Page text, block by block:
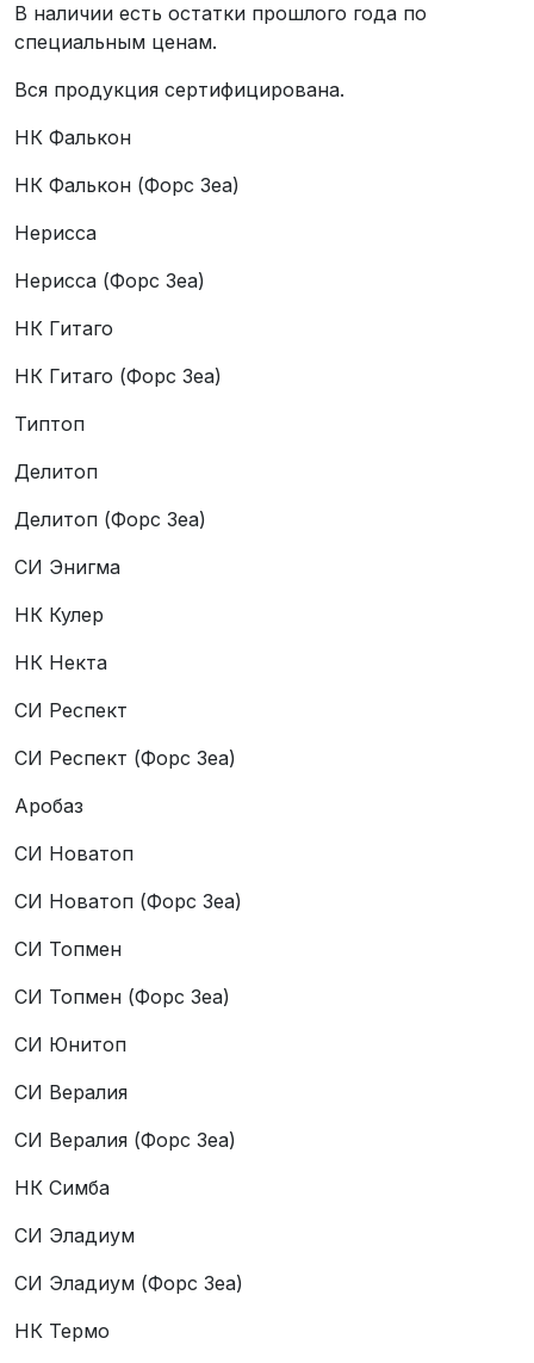
В наличии есть остатки прошлого года по
специальным ценам.
Вся продукция сертифицирована.
НК Фалькон
НК Фалькон (Форс Зеа)
Нерисса
Нерисса (Форс Зеа)
НК Гитаго
НК Гитаго (Форс Зеа)
Типтоп
Делитоп
Делитоп (Форс Зеа)
СИ Энигма
НК Кулер
НК Некта
СИ Респект
СИ Респект (Форс Зеа)
Аробаз
СИ Новатоп
СИ Новатоп (Форс Зеа)
СИ Топмен
СИ Топмен (Форс Зеа)
СИ Юнитоп
СИ Вералия
СИ Вералия (Форс Зеа)
НК Симба
СИ Эладиум
СИ Эладиум (Форс Зеа)
НК Термо